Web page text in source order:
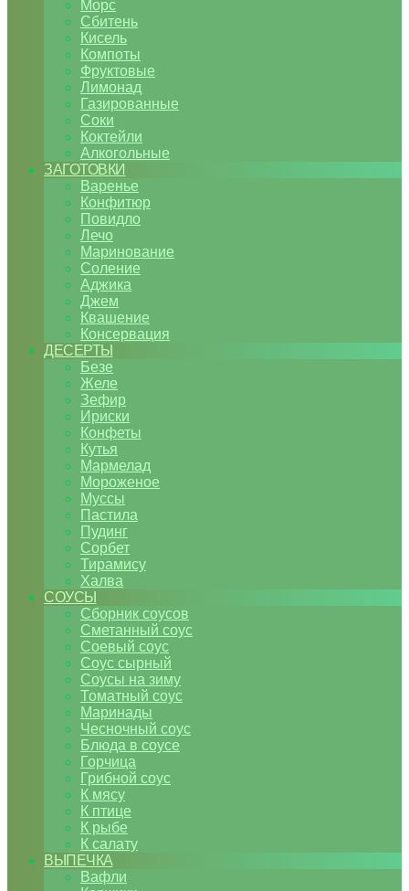
Морс
Сбитень
Кисель
Компоты
Фруктовые
Лимонад
Газированные
Соки
Коктейли
Алкогольные
ЗАГОТОВКИ
Варенье
Конфитюр
Повидло
Лечо
Маринование
Соление
Аджика
Джем
Квашение
Консервация
ДЕСЕРТЫ
Безе
Желе
Зефир
Ириски
Конфеты
Кутья
Мармелад
Мороженое
Муссы
Пастила
Пудинг
Сорбет
Тирамису
Халва
СОУСЫ
Сборник соусов
Сметанный соус
Соевый соус
Соус сырный
Соусы на зиму
Томатный соус
Маринады
Чесночный соус
Блюда в соусе
Горчица
Грибной соус
К мясу
К птице
К рыбе
К салату
ВЫПЕЧКА
Вафли